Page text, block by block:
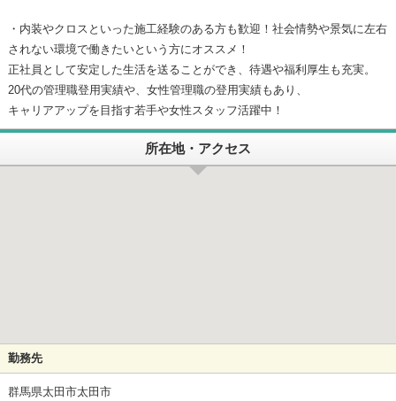
・内装やクロスといった施工経験のある方も歓迎！社会情勢や景気に左右
されない環境で働きたいという方にオススメ！
正社員として安定した生活を送ることができ、待遇や福利厚生も充実。
20代の管理職登用実績や、女性管理職の登用実績もあり、
キャリアアップを目指す若手や女性スタッフ活躍中！
所在地・アクセス
勤務先
群馬県太田市太田市